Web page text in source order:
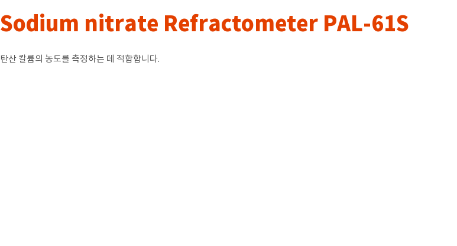
Sodium nitrate Refractometer PAL-61S
탄산 칼륨의 농도를 측정하는 데 적합합니다.